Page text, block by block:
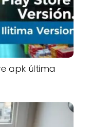
apk última